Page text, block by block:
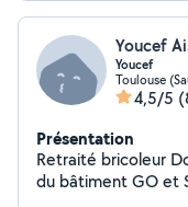
Youcef
Youcef
Toulouse
4,5/5
Présentation
Retraité bricoleur
du bâtiment GO et